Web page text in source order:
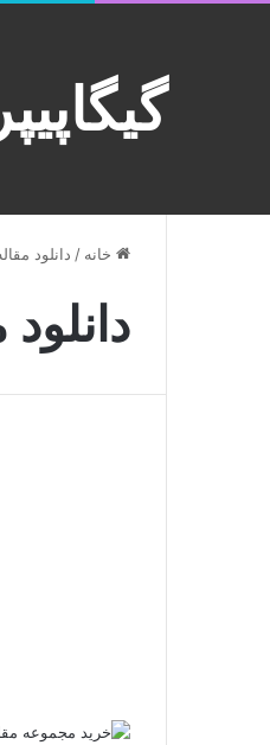
گیگاپیپر
خانه / دانلود